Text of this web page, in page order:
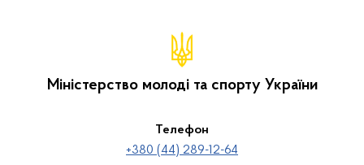
Міністерство молоді та спорту України
Телефон
+380 (44) 289-12-64